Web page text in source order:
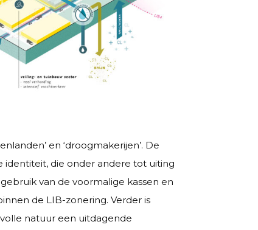
en ‘droogmakerijen’. De
die onder andere tot uiting
van de voormalige kassen en
de LIB-zonering. Verder is
natuur een uitdagende